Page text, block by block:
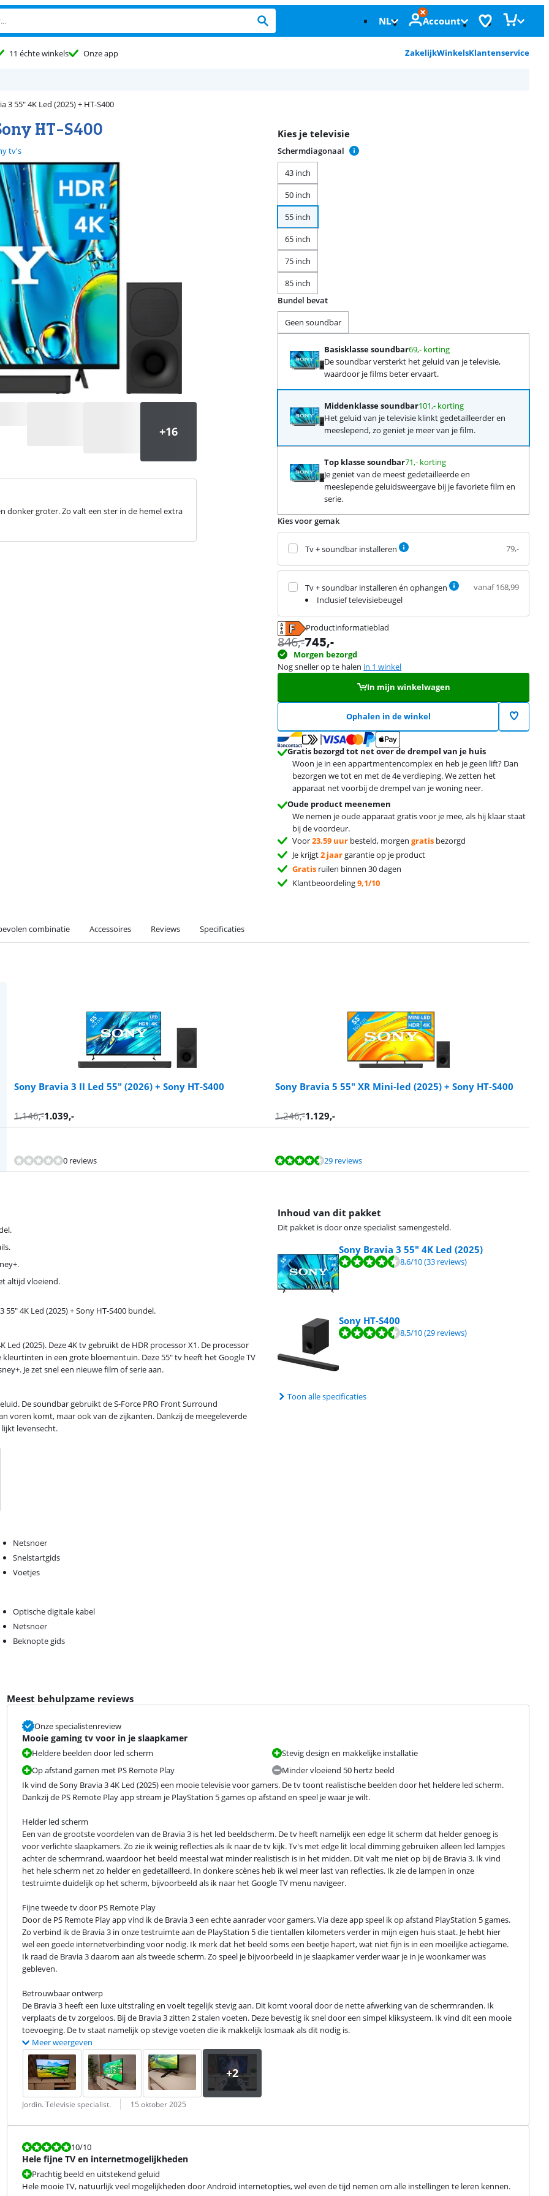
NL Account
11 échte winkels Onze app ZakelijkWinkelsKlantenservice
3 55" 4K Led (2025) + HT-S400
HT-S400
tv's
donker groter. Zo valt een ster in de hemel extra
Kies je televisie
Schermdiagonaal
43 inch
50 inch
55 inch
65 inch
75 inch
85 inch
Bundel bevat
Geen soundbar
Basisklasse soundbar69,- korting
De soundbar versterkt het geluid van je televisie,
waardoor je films beter ervaart.
Middenklasse soundbar101,- korting
Het geluid van je televisie klinkt gedetailleerder en
meeslepend, zo geniet je meer van je film.
Top klasse soundbar71,- korting
Je geniet van de meest gedetailleerde en
meeslepende geluidsweergave bij je favoriete film en
serie.
Kies voor gemak
Tv + soundbar installeren 79,-
Tv + soundbar installeren én ophangen
Inclusief televisiebeugel
vanaf 168,99
Productinformatieblad
opent in nieuw tabblad
846,-745,-
Morgen bezorgd
Nog sneller op te halen in 1 winkel
In mijn winkelwagen
Ophalen in de winkel
Gratis bezorgd tot net over de drempel van je huis
Woon je in een appartmentencomplex en heb je geen lift? Dan
bezorgen we tot en met de 4e verdieping. We zetten het
apparaat net voorbij de drempel van je woning neer.
Oude product meenemen
We nemen je oude apparaat gratis voor je mee, als hij klaar staat
bij de voordeur.
Voor23.59 uur besteld, morgengratis bezorgd
Je krijgt2 jaargarantie op je product
Gratis ruilen binnen 30 dagen
Klantbeoordeling9,1/10
combinatie Accessoires Reviews Specificaties
Sony Bravia 3 II Led 55" (2026) + Sony HT-S400 Sony Bravia 5 55" XR Mini-led (2025) + Sony HT-S400
1.146,-1.039,- 1.246,-1.129,-
0 reviews 29 reviews
Inhoud van dit pakket
Dit pakket is door onze specialist samengesteld.
Sony Bravia 3 55" 4K Led (2025)
8,6/10(33 reviews)
Sony HT-S400
8,5/10(29 reviews)
Toon alle specificaties
altijd vloeiend.
4K Led (2025) + Sony HT-S400 bundel.
(2025). Deze 4K tv gebruikt de HDR processor X1. De processor
in een grote bloementuin. Deze 55" tv heeft het Google TV
Je zet snel een nieuwe film of serie aan.
De soundbar gebruikt de S-Force PRO Front Surround
voren komt, maar ook van de zijkanten. Dankzij de meegeleverde
levensecht.
Netsnoer
Snelstartgids
Voetjes
Optische digitale kabel
Netsnoer
Beknopte gids
Meest behulpzame reviews
Onze specialistenreview
Mooie gaming tv voor in je slaapkamer
Heldere beelden door led scherm
Op afstand gamen met PS Remote Play
Stevig design en makkelijke installatie
Minder vloeiend 50 hertz beeld
Ik vind de Sony Bravia 3 4K Led (2025) een mooie televisie voor gamers. De tv toont realistische beelden door het heldere led scherm.
Dankzij de PS Remote Play app stream je PlayStation 5 games op afstand en speel je waar je wilt.
Helder led scherm
Een van de grootste voordelen van de Bravia 3 is het led beeldscherm. De tv heeft namelijk een edge lit scherm dat helder genoeg is
voor verlichte slaapkamers. Zo zie ik weinig reflecties als ik naar de tv kijk. Tv's met edge lit local dimming gebruiken alleen led lampjes
achter de schermrand, waardoor het beeld meestal wat minder realistisch is in het midden. Dit valt me niet op bij de Bravia 3. Ik vind
het hele scherm net zo helder en gedetailleerd. In donkere scènes heb ik wel meer last van reflecties. Ik zie de lampen in onze
testruimte duidelijk op het scherm, bijvoorbeeld als ik naar het Google TV menu navigeer.
Fijne tweede tv door PS Remote Play
Door de PS Remote Play app vind ik de Bravia 3 een echte aanrader voor gamers. Via deze app speel ik op afstand PlayStation 5 games.
Zo verbind ik de Bravia 3 in onze testruimte aan de PlayStation 5 die tientallen kilometers verder in mijn eigen huis staat. Je hebt hier
wel een goede internetverbinding voor nodig. Ik merk dat het beeld soms een beetje hapert, wat niet fijn is in een moeilijke actiegame.
Ik raad de Bravia 3 daarom aan als tweede scherm. Zo speel je bijvoorbeeld in je slaapkamer verder waar je in je woonkamer was
gebleven.
Betrouwbaar ontwerp
De Bravia 3 heeft een luxe uitstraling en voelt tegelijk stevig aan. Dit komt vooral door de nette afwerking van de schermranden. Ik
verplaats de tv zorgeloos. Bij de Bravia 3 zitten 2 stalen voeten. Deze bevestig ik snel door een simpel kliksysteem. Ik vind dit een mooie
toevoeging. De tv staat namelijk op stevige voeten die ik makkelijk losmaak als dit nodig is.
Meer weergeven
Beoordeling door:
Jordin. Televisie specialist.
Datum: 15 oktober 2025
Beoordeling is 10 van de 10.
10/10
Hele fijne TV en internetmogelijkheden
Prachtig beeld en uitstekend geluid
Hele mooie TV, natuurlijk veel mogelijkheden door Android internetopties, wel even de tijd nemen om alle instellingen te leren kennen.